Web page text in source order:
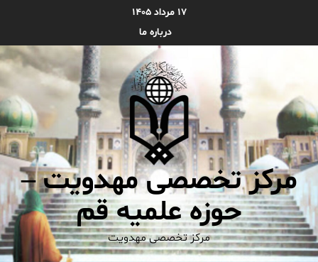
۱۷ مرداد ۱۴۰۵
درباره ما
مرکز تخصصی مهدویت –
حوزه علمیه قم
مرکز تخصصی مهدویت